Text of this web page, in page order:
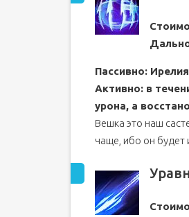
Пассивно:
Активно: в
урона, а
Вешка это наш
чаще, ибо он будет